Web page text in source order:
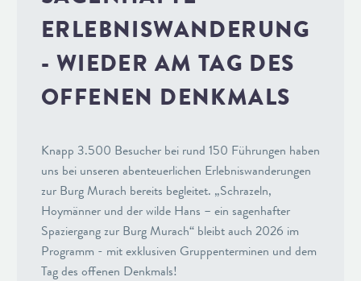
ERLEBNISWANDERUNG
- WIEDER AM TAG DES
OFFENEN DENKMALS
Knapp 3.500 Besucher bei rund 150 Führungen haben
uns bei unseren abenteuerlichen Erlebniswanderungen
zur Burg Murach bereits begleitet. „Schrazeln,
Hoymänner und der wilde Hans – ein sagenhafter
Spaziergang zur Burg Murach“ bleibt auch 2026 im
Programm - mit exklusiven Gruppenterminen und dem
Tag des offenen Denkmals!